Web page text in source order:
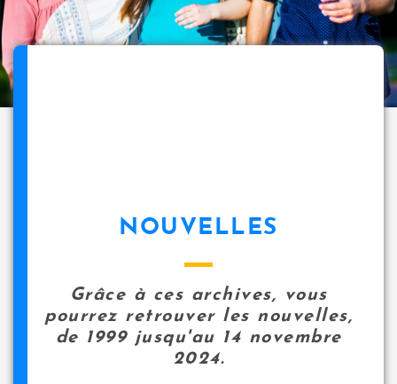
NOUVELLES
Grâce à ces archives, vous
pourrez retrouver les nouvelles,
de 1999 jusqu'au 14 novembre
2024.